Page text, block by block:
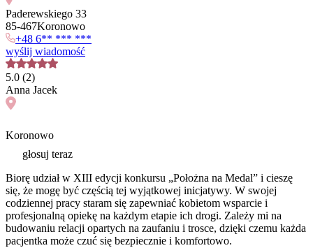
Paderewskiego 33
85-467Koronowo
+48 6** *** ***
wyślij wiadomość
5.0 (2)
Anna Jacek
Koronowo
głosuj teraz
Biorę udział w XIII edycji konkursu „Położna na Medal” i cieszę
się, że mogę być częścią tej wyjątkowej inicjatywy. W swojej
codziennej pracy staram się zapewniać kobietom wsparcie i
profesjonalną opiekę na każdym etapie ich drogi. Zależy mi na
budowaniu relacji opartych na zaufaniu i trosce, dzięki czemu każda
pacjentka może czuć się bezpiecznie i komfortowo.